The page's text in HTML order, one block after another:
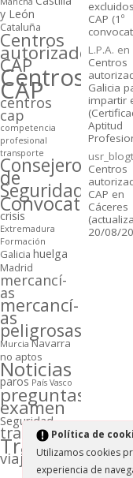
y León
Cataluña
Centros
autorizados
CAP
Centros
CAP
centros
cap
competencia
profesional
transporte
Consejeros
de
Seguridad
Convocatorias
crisis
Extremadura
Formación
Galicia huelga
Madrid
mercancí­
as
mercancí­
as
peligrosas
Murcia Navarra
no aptos
Noticias
paros Paí­s Vasco
preguntas
examen
Seguridad
transporte
viajeros
CAP (1º
L.P.A. en
Centros
Galicia
impartir
Aptitud
Centros
CAP en
Cáceres
20/08/
Polí­tica de
Utilizamos cookies
experiencia de